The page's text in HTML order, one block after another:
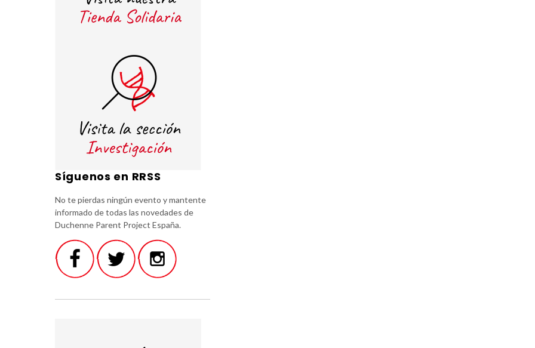
Síguenos en RRSS
No te pierdas ningún evento y mantente
informado de todas las novedades de
Duchenne Parent Project España.